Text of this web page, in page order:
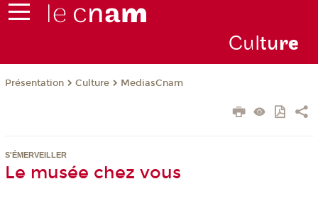
Culture
Présentation Culture MediasCnam
S'ÉMERVEILLER
Le musée chez vous